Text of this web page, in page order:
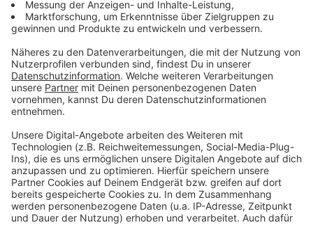
Anzeige
Der Hausärzteverband für den Rhein-Kreis Neuss führt
Standortbedingungen zurück. Gerhard Steiner vom
Hausärzteverbanderklärt dazu:
„Das liegt daran, dass die Gemeinden, in denen
die Ärzte niedergelassen sind, sehr